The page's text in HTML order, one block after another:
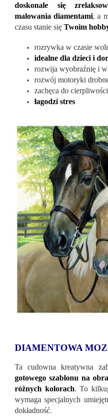
doskonale się
malowania diamentami, a
czasu stanie się Twoim
rozrywka w czasie
idealne dla dzieci i
rozwija wyobraźnię i
rozwój motoryki
zachęca do cierpliwości
łagodzi stres
DIAMENTOWA
Ta cudowna kreatywna
gotowego szablonu na
różnych kolorach. To
wymaga specjalnych
dokładność.